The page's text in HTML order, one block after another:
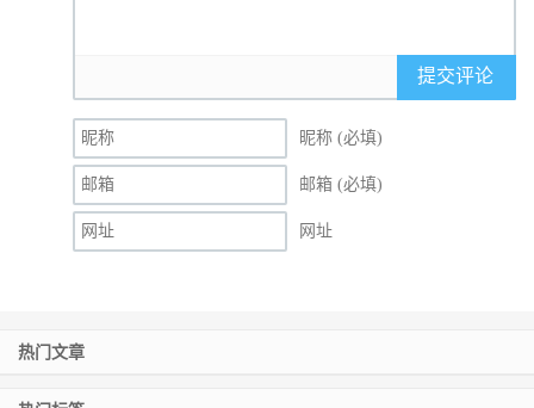
提交评论
昵称 (必填)
邮箱 (必填)
网址
热门文章